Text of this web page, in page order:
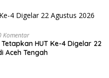
Komentar
HUT Ke-4 Digelar 22
Aceh Tengah